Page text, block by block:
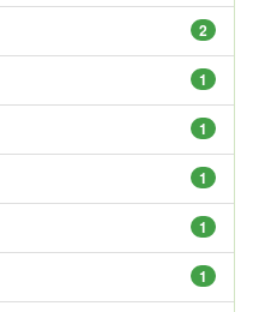
2
1
1
1
1
1